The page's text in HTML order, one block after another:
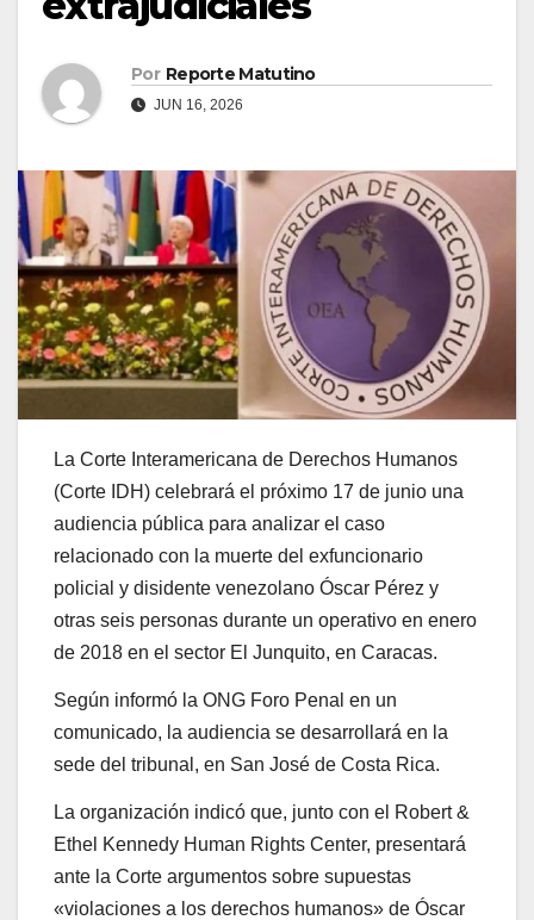
Por Reporte Matutino
JUN 16, 2026
La Corte Interamericana de Derechos Humanos
(Corte IDH) celebrará el próximo 17 de junio una
audiencia pública para analizar el caso
relacionado con la muerte del exfuncionario
policial y disidente venezolano Óscar Pérez y
otras seis personas durante un operativo en enero
de 2018 en el sector El Junquito, en Caracas.
Según informó la ONG Foro Penal en un
comunicado, la audiencia se desarrollará en la
sede del tribunal, en San José de Costa Rica.
La organización indicó que, junto con el Robert &
Ethel Kennedy Human Rights Center, presentará
ante la Corte argumentos sobre supuestas
«violaciones a los derechos humanos» de Óscar